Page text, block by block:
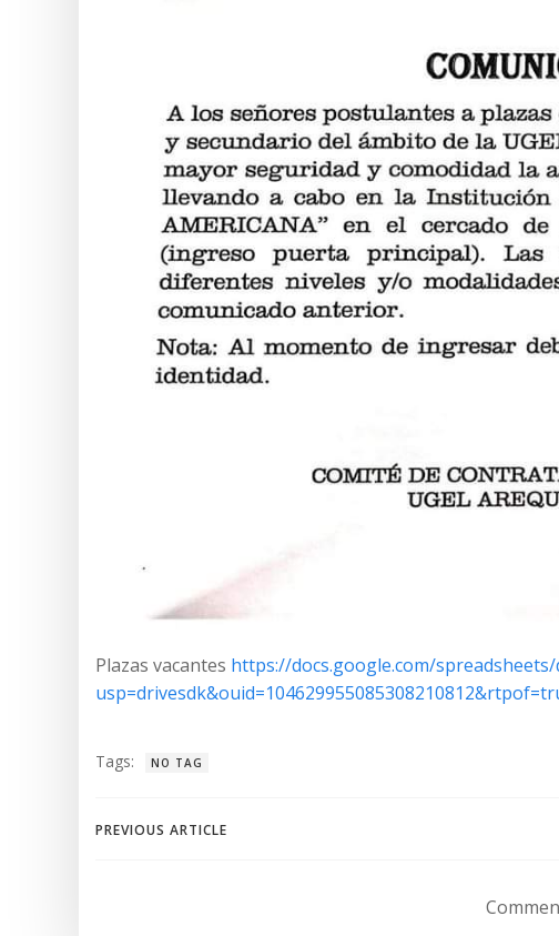
Plazas vacantes https://docs.google.com/spreadsheets/
Tags: NO TAG
Navegación
PREVIOUS ARTICLE